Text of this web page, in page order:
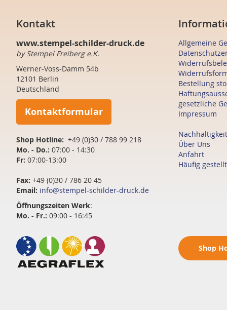
Kontakt
www.stempel-schilder-druck.de
by Stempel Freiberg e.K.
Werner-Voss-Damm 54b
12101 Berlin
Deutschland
Kontaktformular
Shop Hotline: +49 (0)30 / 788 99 218
Mo. - Do.: 07:00 - 14:30
Fr: 07:00-13:00
Fax: +49 (0)30 / 786 20 45
Email: info@stempel-schilder-druck.de
Öffnungszeiten Werk:
Mo. - Fr.: 09:00 - 16:45
Allgemeine
Bestellung
gesetzliche
Impressum
Nachhaltigkeit
Über Uns
Anfahrt
Häufig
Shop